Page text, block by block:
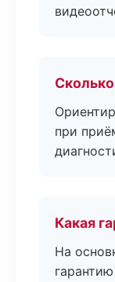
при
Какая
На